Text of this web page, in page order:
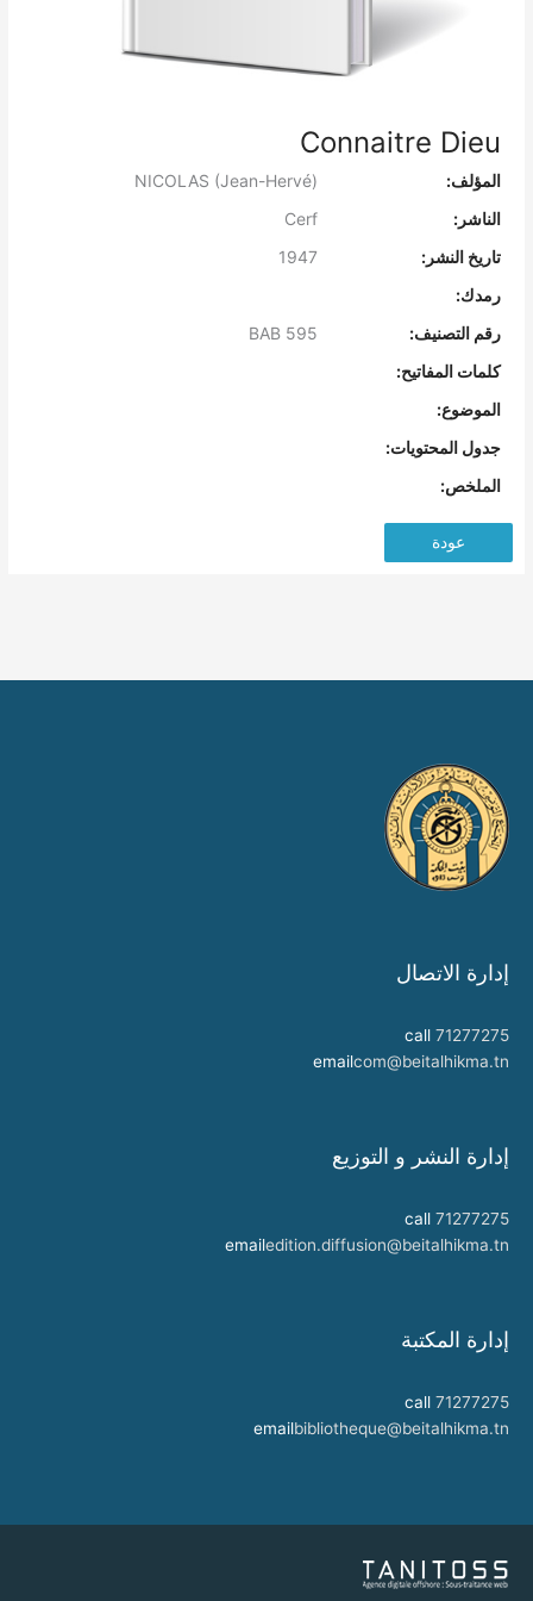
Connaitre Dieu
المؤلف:
الناشر:
Cerf
تاريخ النشر:
رمدك:
رقم التصنيف:
كلمات المفاتيح:
الموضوع:
جدول المحتويات:
الملخص:
عودة
إدارة الاتصال
call 71277275
emailcom@beitalhikma.tn
إدارة النشر و التوزيع
call 71277275
emailedition.diffusion@beitalhikma.tn
إدارة المكتبة
call 71277275
emailbibliotheque@beitalhikma.tn